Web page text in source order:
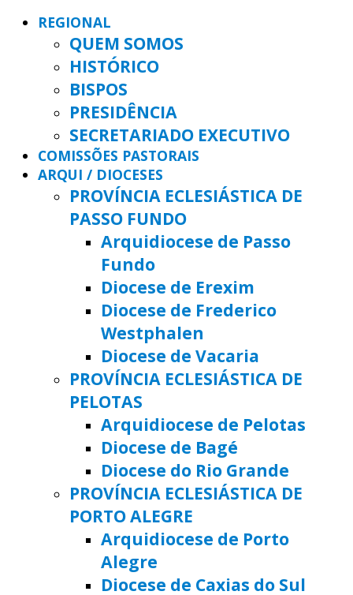
REGIONAL
QUEM SOMOS
HISTÓRICO
BISPOS
PRESIDÊNCIA
SECRETARIADO EXECUTIVO
COMISSÕES PASTORAIS
ARQUI / DIOCESES
PROVÍNCIA ECLESIÁSTICA DE
PASSO FUNDO
Arquidiocese de Passo
Fundo
Diocese de Erexim
Diocese de Frederico
Westphalen
Diocese de Vacaria
PROVÍNCIA ECLESIÁSTICA DE
PELOTAS
Arquidiocese de Pelotas
Diocese de Bagé
Diocese do Rio Grande
PROVÍNCIA ECLESIÁSTICA DE
PORTO ALEGRE
Arquidiocese de Porto
Alegre
Diocese de Caxias do Sul